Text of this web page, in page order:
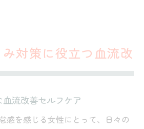
対策に役立つ血流改
流改善セルフケア
感を感じる女性にとって、日々の